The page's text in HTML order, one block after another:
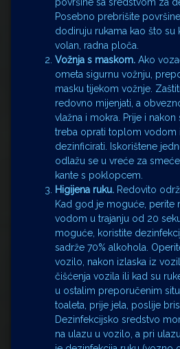
Posebno prebrišite
dodiruju rukama kao što su
volan, radna ploča.
Vožnja s maskom. Ako
ometa sigurnu vožnju,
masku tijekom vožnje.
redovno mijenjati, a
vlažna i mokra. Prije i nakon
treba oprati toplom vodom
dezinficirati. Iskorištene
odlažu se u vreće za
kante s poklopcem.
Higijena ruku. Redovito
Kad god je moguće, perite
vodom u trajanju od 20
moguće, koristite
sadrže 70% alkohola.
vozilo, nakon izlaska iz
čišćenja vozila ili kad su
u ostalim preporučenim
toaleta, prije jela, poslije
Dezinfekcijsko sredstvo
na ulazu u vozilo, a pri